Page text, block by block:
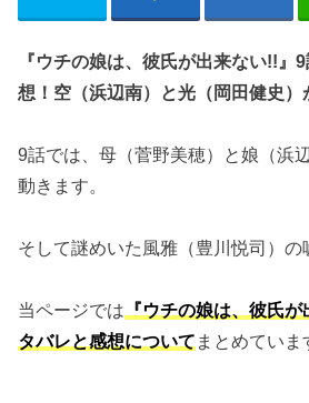
『ウチの娘は、彼氏が出来ない!!』
想！空（浜辺南）と光（岡田健史）
9話では、母（菅野美穂）と娘（浜
動きます。
そして謎めいた風雅（豊川悦司）の
当ページでは 『ウチの娘は、彼氏
タバレと感想について まとめていま